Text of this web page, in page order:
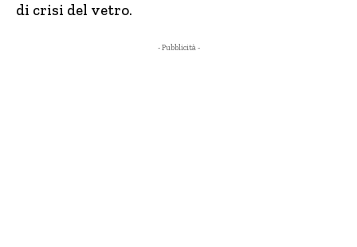
di crisi del vetro.
- Pubblicità -